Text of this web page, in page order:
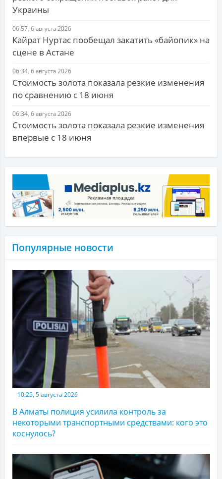
Украины
06:57, 6 августа 2026
Кайрат Нуртас пообещал закатить «байопик» на
сцене в Астане
06:34, 6 августа 2026
Стоимость золота показала резкие изменения
по сравнению с 18 июня
06:34, 6 августа 2026
Стоимость золота показала резкие изменения
впервые с 18 июня
Популярные новости
10:25, 5 августа 2026
В Алматы полиция усилила контроль за
некоторыми транспортными средствами: кого это
коснулось?